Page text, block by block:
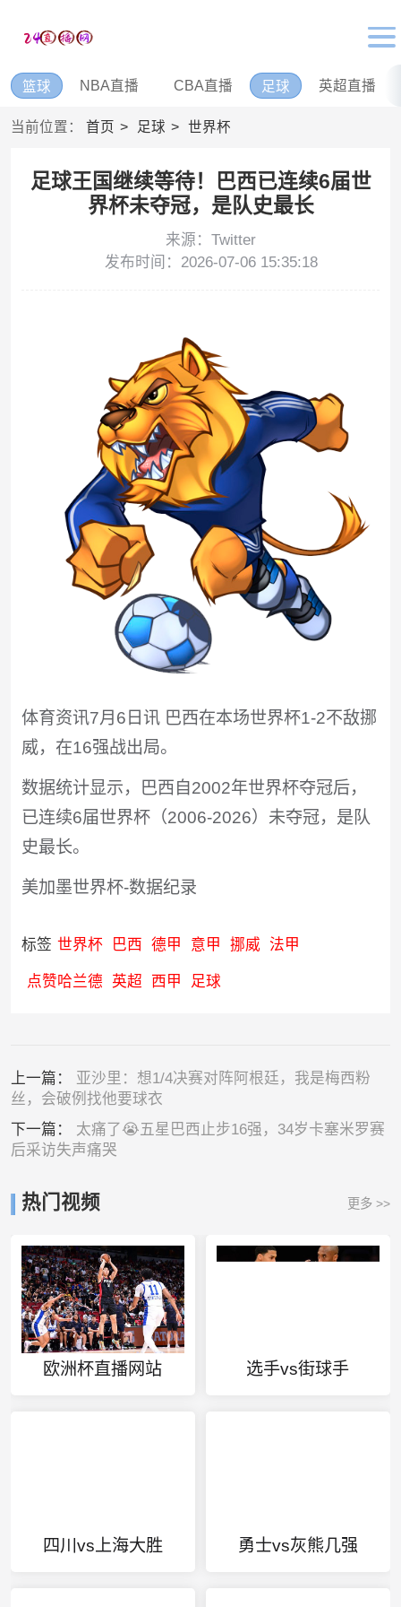
篮球 NBA直播 CBA直播 足球 英超直播
当前位置： 首页 足球 世界杯
足球王国继续等待！巴西已连续6届世
界杯未夺冠，是队史最长
来源：Twitter
发布时间：2026-07-06 15:35:18
体育资讯7月6日讯 巴西在本场世界杯1-2不敌挪
威，在16强战出局。
数据统计显示，巴西自2002年世界杯夺冠后，
已连续6届世界杯（2006-2026）未夺冠，是队
史最长。
美加墨世界杯-数据纪录
标签 世界杯 巴西 德甲 意甲 挪威 法甲
点赞哈兰德 英超 西甲 足球
上一篇： 亚沙里：想1/4决赛对阵阿根廷，我是梅西粉
丝，会破例找他要球衣
下一篇： 太痛了😭五星巴西止步16强，34岁卡塞米罗赛
后采访失声痛哭
热门视频 更多 >>
欧洲杯直播网站 选手vs街球手
四川vs上海大胜 勇士vs灰熊几强